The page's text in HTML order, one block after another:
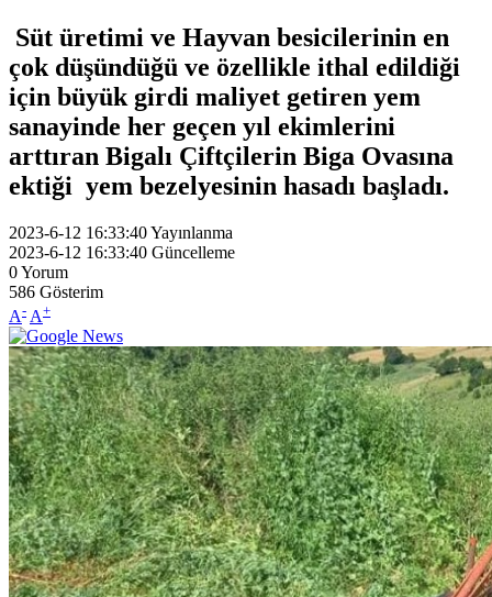
Süt üretimi ve Hayvan besicilerinin en
çok düşündüğü ve özellikle ithal edildiği
için büyük girdi maliyet getiren yem
sanayinde her geçen yıl ekimlerini
arttıran Bigalı Çiftçilerin Biga Ovasına
ektiği yem bezelyesinin hasadı başladı.
2023-6-12 16:33:40Yayınlanma
2023-6-12 16:33:40 Güncelleme
0Yorum
586 Gösterim
A- A+